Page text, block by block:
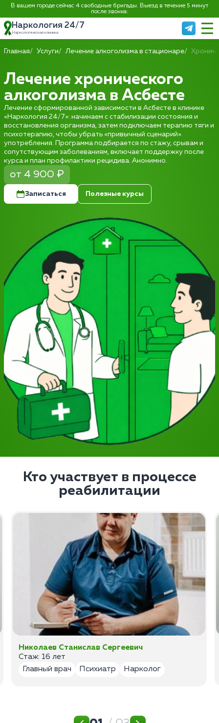
В вашем городе сейчас 4 свободные бригады. Выезд в течение 5 минут
после звонка:
Наркология 24/7
Наркологическая клиника
Главная Услуги Лечение алкоголизма в стационаре
Лечение хронического
алкоголизма в Асбесте
Лечение сформированной зависимости в Асбесте в клинике
«Наркология 24/7»: начинаем с стабилизации состояния и
восстановления организма, затем подключаем терапию тяги и
психотерапию, чтобы убрать «привычный сценарий»
употребления. Программа подбирается по стажу, срывам и
сопутствующим заболеваниям, включает поддержку после
курса и план профилактики рецидива. Анонимно.
от 4 900 ₽
Записаться Полезные курсы
Кто участвует в процессе
реабилитации
Николаев Станислав Сергеевич
Стаж: 16 лет
Главный врач
Психиатр Нарколог